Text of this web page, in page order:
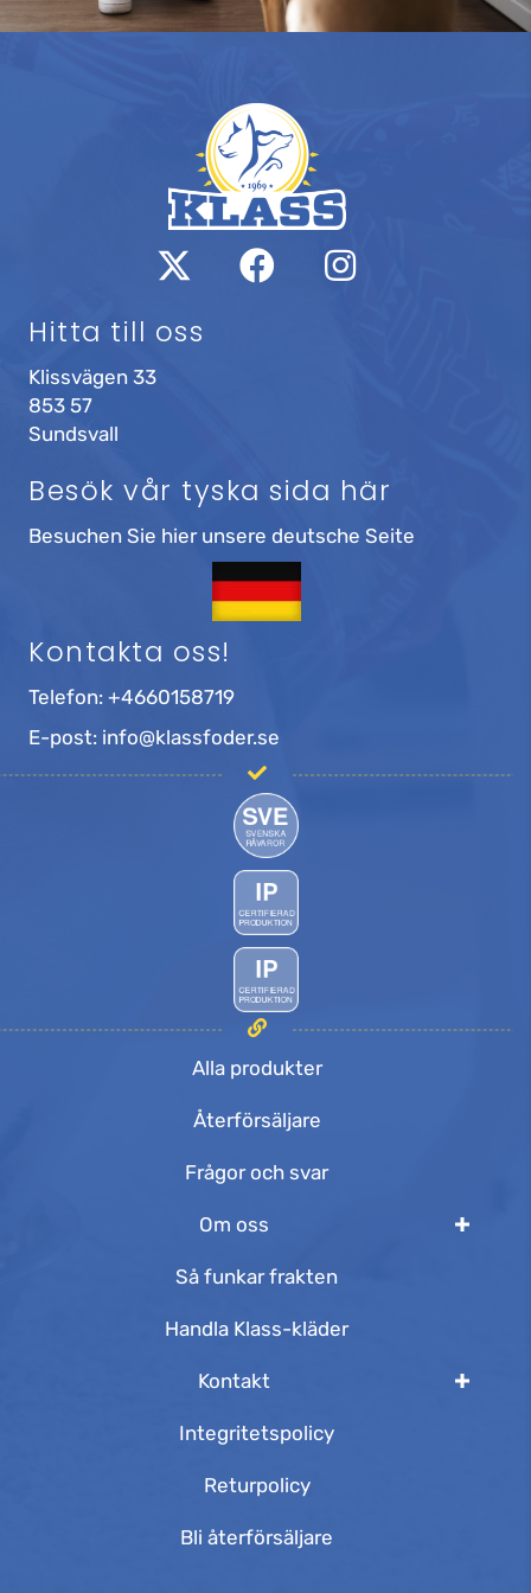
Hitta till oss
Klissvägen 33
853 57
Sundsvall
Besök vår tyska sida här
Besuchen Sie hier unsere deutsche Seite
Kontakta oss!
Telefon: +4660158719
E-post: info@klassfoder.se
Alla produkter
Återförsäljare
Frågor och svar
Om oss
Så funkar frakten
Handla Klass-kläder
Kontakt
Integritetspolicy
Returpolicy
Bli återförsäljare